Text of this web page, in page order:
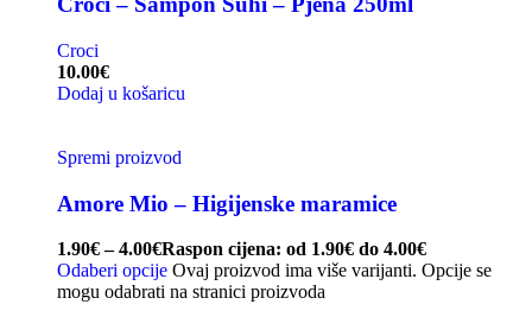
Croci
10.00€
Dodaj u košaricu
Spremi proizvod
Amore Mio – Higijenske maramice
1.90€ – 4.00€Raspon cijena: od 1.90€ do 4.00€
Odaberi opcije Ovaj proizvod ima više varijanti. Opcije se
mogu odabrati na stranici proizvoda